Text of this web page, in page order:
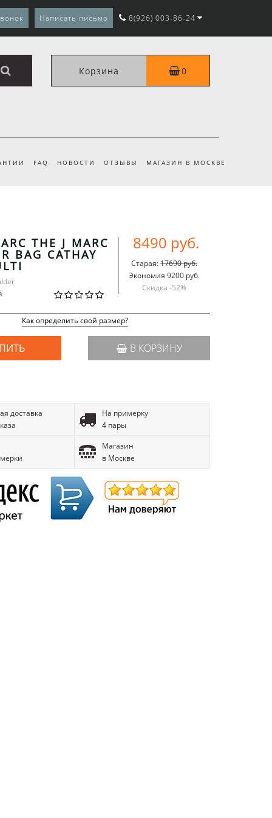
Написать письмо 8(926) 003-86-24
Корзина 0
FAQ НОВОСТИ ОТЗЫВЫ МАГАЗИН В МОСКВЕ
THE J MARC
BAG CATHAY
8490 руб.
Старая:17690 руб.
Экономия 9200 руб.
Скидка -52%
Как определить свой размер?
В КОРЗИНУ
доставка
На примерку
4 пары
Магазин
в Москве